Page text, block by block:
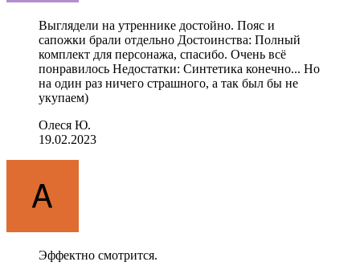
Выглядели на утреннике достойно. Пояс и
сапожки брали отдельно Достоинства: Полный
комплект для персонажа, спасибо. Очень всё
понравилось Недостатки: Синтетика конечно... Но
на один раз ничего страшного, а так был бы не
укупаем)
Олеся Ю.
19.02.2023
Эффектно смотрится.